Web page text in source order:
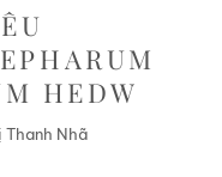
HEDW
Thanh Nhã